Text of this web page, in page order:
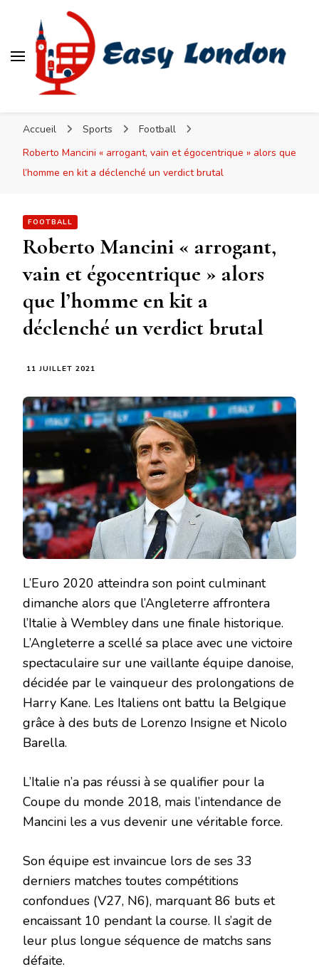
Accueil Sports
Football
Roberto Mancini « arrogant, vain et égocentrique » alors que
l’homme en kit a déclenché un verdict brutal
FOOTBALL
Roberto Mancini « arrogant,
vain et égocentrique » alors
que l’homme en kit a
déclenché un verdict brutal
11 JUILLET 2021
L’Euro 2020 atteindra son point culminant
dimanche alors que l’Angleterre affrontera
l’Italie à Wembley dans une finale historique.
L’Angleterre a scellé sa place avec une victoire
spectaculaire sur une vaillante équipe danoise,
décidée par le vainqueur des prolongations de
Harry Kane. Les Italiens ont battu la Belgique
grâce à des buts de Lorenzo Insigne et Nicolo
Barella.
L’Italie n’a pas réussi à se qualifier pour la
Coupe du monde 2018, mais l’intendance de
Mancini les a vus devenir une véritable force.
Son équipe est invaincue lors de ses 33
derniers matches toutes compétitions
confondues (V27, N6), marquant 86 buts et
encaissant 10 pendant la course. Il s’agit de
leur plus longue séquence de matchs sans
défaite.